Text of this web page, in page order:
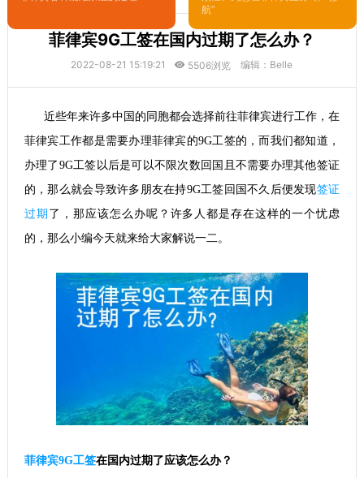
航”
菲律宾9G工签在国内过期了怎么办？
2022-08-21 15:19:21 5506浏览 编辑：Belle
近些年来许多中国的同胞都会选择前往菲律宾进行工作，在
菲律宾工作都是需要办理菲律宾的9G工签的，而我们都知道，
办理了9G工签以后是可以不限次数回国且不需要办理其他签证
的，那么就会导致许多朋友在持9G工签回国不久后便发现签证
过期 了，那应该怎么办呢？许多人都是存在这样的一个忧虑
的，那么小编今天就来给大家解说一二。
菲律宾9G工签在国内过期了应该怎么办？